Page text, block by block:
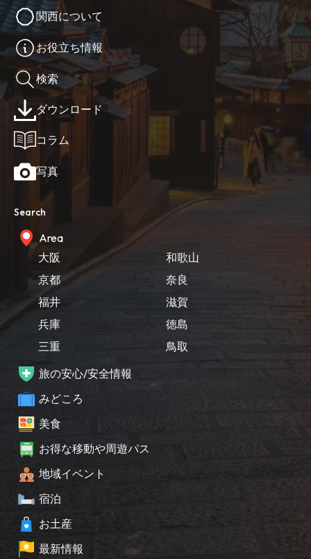
関西について
お役立ち情報
検索
ダウンロード
コラム
写真
Search
Area
大阪
京都
福井
兵庫
三重
和歌山
奈良
滋賀
徳島
鳥取
旅の安心/安全情報
みどころ
美食
お得な移動や周遊パス
地域イベント
宿泊
お土産
最新情報